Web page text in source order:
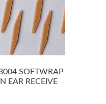
SOFTWRAP
EAR RECEIVE